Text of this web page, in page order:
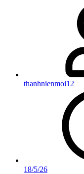
thanhnienmoi12
18/5/26